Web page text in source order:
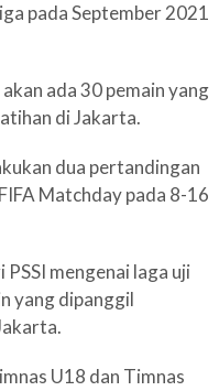
pada September 2021
ada 30 pemain yang
di Jakarta.
dua pertandingan
Matchday pada 8-16
mengenai laga uji
yang dipanggil
U18 dan Timnas